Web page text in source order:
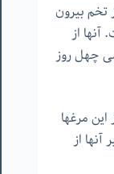
بیرون
از
چهل روز
مرغها
از